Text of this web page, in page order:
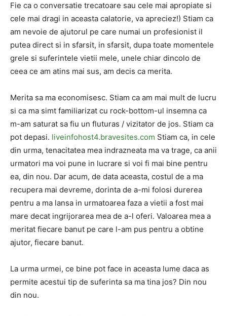
Fie ca o conversatie trecatoare sau cele mai apropiate si
cele mai dragi in aceasta calatorie, va apreciez!) Stiam ca
am nevoie de ajutorul pe care numai un profesionist il
putea direct si in sfarsit, in sfarsit, dupa toate momentele
grele si suferintele vietii mele, unele chiar dincolo de
ceea ce am atins mai sus, am decis ca merita.
Merita sa ma economisesc. Stiam ca am mai mult de lucru
si ca ma simt familiarizat cu rock-bottom-ul insemna ca
m-am saturat sa fiu un fluturas / vizitator de jos. Stiam ca
pot depasi. liveinfohost4.bravesites.com Stiam ca, in cele
din urma, tenacitatea mea indrazneata ma va trage, ca anii
urmatori ma voi pune in lucrare si voi fi mai bine pentru
ea, din nou. Dar acum, de data aceasta, costul de a ma
recupera mai devreme, dorinta de a-mi folosi durerea
pentru a ma lansa in urmatoarea faza a vietii a fost mai
mare decat ingrijorarea mea de a-l oferi. Valoarea mea a
meritat fiecare banut pe care l-am pus pentru a obtine
ajutor, fiecare banut.
La urma urmei, ce bine pot face in aceasta lume daca as
permite acestui tip de suferinta sa ma tina jos? Din nou
din nou.